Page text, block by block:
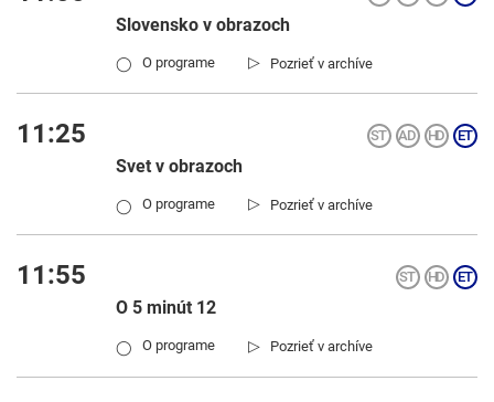
Slovensko v obrazoch
▷ Pozrieť v archíve
◯ O programe
11:25
Svet v obrazoch
▷ Pozrieť v archíve
◯ O programe
11:55
O 5 minút 12
▷ Pozrieť v archíve
◯ O programe